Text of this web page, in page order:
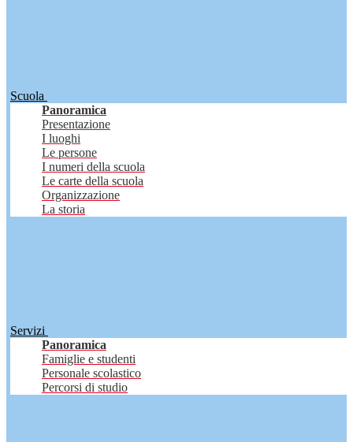
Scuola
Panoramica
Presentazione
I luoghi
Le persone
I numeri della scuola
Le carte della scuola
Organizzazione
La storia
Servizi
Panoramica
Famiglie e studenti
Personale scolastico
Percorsi di studio